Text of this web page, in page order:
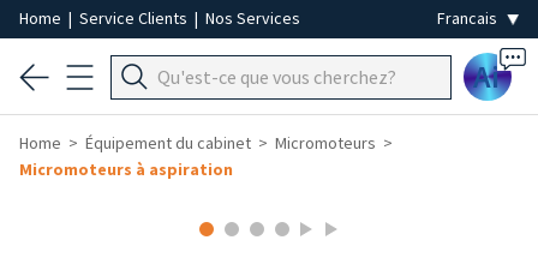
Home | Service Clients | Nos Services
Ai
Home Équipement du cabinet
Micromoteurs
Micromoteurs à aspiration